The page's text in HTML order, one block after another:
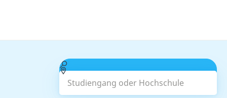
Studiengang oder Hochschule
Suchen